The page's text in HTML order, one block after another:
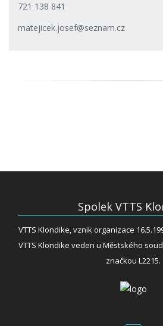
721 138 841
matejicek.josef@seznam.cz
Spolek VTTS
VTTS Klondike, vznik organizace
VTTS Klondike veden u Městského
značkou L2215.